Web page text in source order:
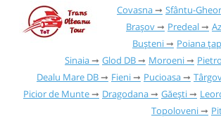
Covasna
Sfântu-
Brașov
Predeal
Bușteni
Poiana
Sinaia
Glod DB Moroeni
Dealu Mare DB
Fieni Pucioasa
Picior de Munte
Dragodana Găești
Topoloveni